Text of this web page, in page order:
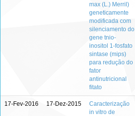
max (L.) Merril)
geneticamente
modificada com
silenciamento do
gene tnio-
inositol 1-fosfato
sintase (mips)
para redução do
fator
antinutricional
fitato
17-Fev-2016 17-Dez-2015
Caracterização
in vitro de